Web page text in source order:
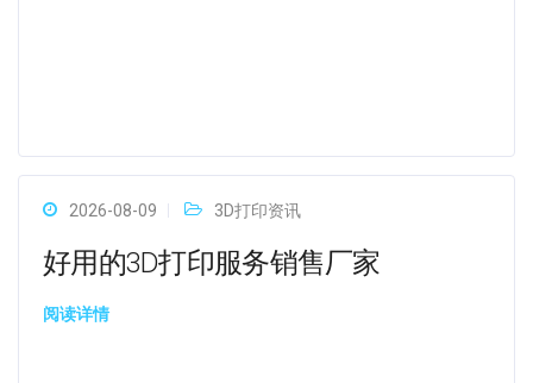
2026-08-09 3D打印资讯
好用的3D打印服务销售厂家
阅读详情